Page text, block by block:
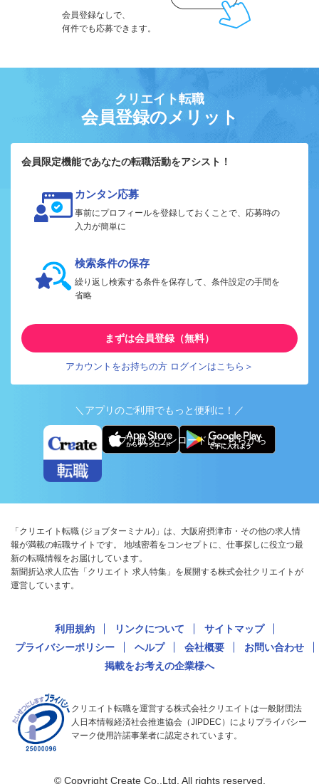
会員登録なしで、
何件でも応募できます。
クリエイト転職
会員登録のメリット
会員限定機能であなたの転職活動をアシスト！
カンタン応募
事前にプロフィールを登録しておくことで、応募時の
入力が簡単に
検索条件の保存
繰り返し検索する条件を保存して、条件設定の手間を
省略
まずは会員登録（無料）
アカウントをお持ちの方 ログインはこちら＞
＼アプリのご利用でもっと便利に！／
アプリ版ダウンロードはこちらから
「クリエイト転職 (ジョブターミナル)」は、大阪府摂津市・その他の求人情
報が満載の転職サイトです。 地域密着をコンセプトに、仕事探しに役立つ最
新の転職情報をお届けしています。
新聞折込求人広告「クリエイト 求人特集」を展開する株式会社クリエイトが
運営しています。
利用規約 リンクについて
サイトマップ
プライバシーポリシー
ヘルプ 会社概要
お問い合わせ
掲載をお考えの企業様へ
クリエイト転職を運営する株式会社クリエイトは一般財団法
人日本情報経済社会推進協会（JIPDEC）によりプライバシー
マーク使用許諾事業者に認定されています。
© Copyright Create Co.,Ltd. All rights reserved.